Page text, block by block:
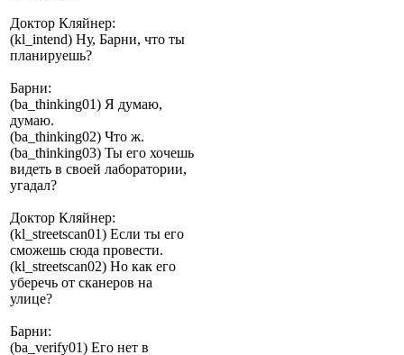
Доктор Кляйнер:
(kl_intend) Ну, Барни, что ты
планируешь?
Барни:
(ba_thinking01) Я думаю,
думаю.
(ba_thinking02) Что ж.
(ba_thinking03) Ты его хочешь
видеть в своей лаборатории,
угадал?
Доктор Кляйнер:
(kl_streetscan01) Если ты его
сможешь сюда провести.
(kl_streetscan02) Но как его
уберечь от сканеров на
улице?
Барни:
(ba_verify01) Его нет в